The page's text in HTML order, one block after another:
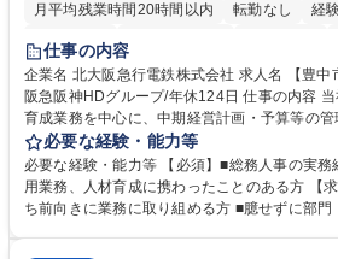
月平均残業時間20時間以内
転勤なし 経
退職金あり
土日祝休み
服装自由 昼食補助あり 食
仕事の内容
企業名 北大阪急行電鉄株式会社 求人名 【豊中市/総務人事】経験者歓迎！/
阪急阪神HDグループ/年休124日 仕事の内容 当社にて採用関係業務、人材
育成業務を中心に、中期経営計画・予算等の
定、さらに社内の重要会議の運営等、経営の根
務全般を担当していただきます。 【主な業務内容】 ■採用関係業務および
人材育成(社員研修)業務の推進 ■中期経営計画
投資計画等の策定 ■社内の重要会議の運営 ■そ
必要な経験・能力等
必要な経験・能力等 【必須】■総務人事の実
用業務、人材育成に携わったことのある方 【求める人物像】 ■探求心を持
ち前向きに業務に取り組める方 ■臆せずに部